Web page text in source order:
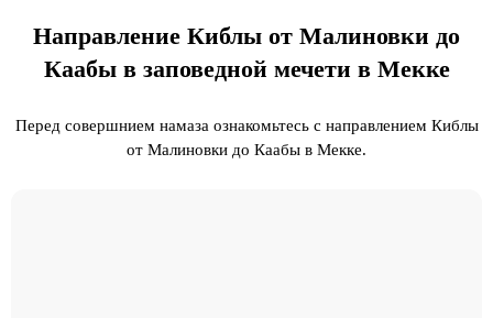
Направление Киблы от Малиновки до
Каабы в заповедной мечети в Мекке
Перед совершнием намаза ознакомьтесь с направлением Киблы
от Малиновки до Каабы в Мекке.